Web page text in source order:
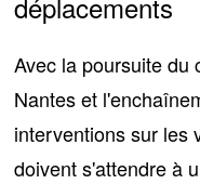
Avec la poursuite du
Nantes et
interventions sur les
doivent s'attendre à